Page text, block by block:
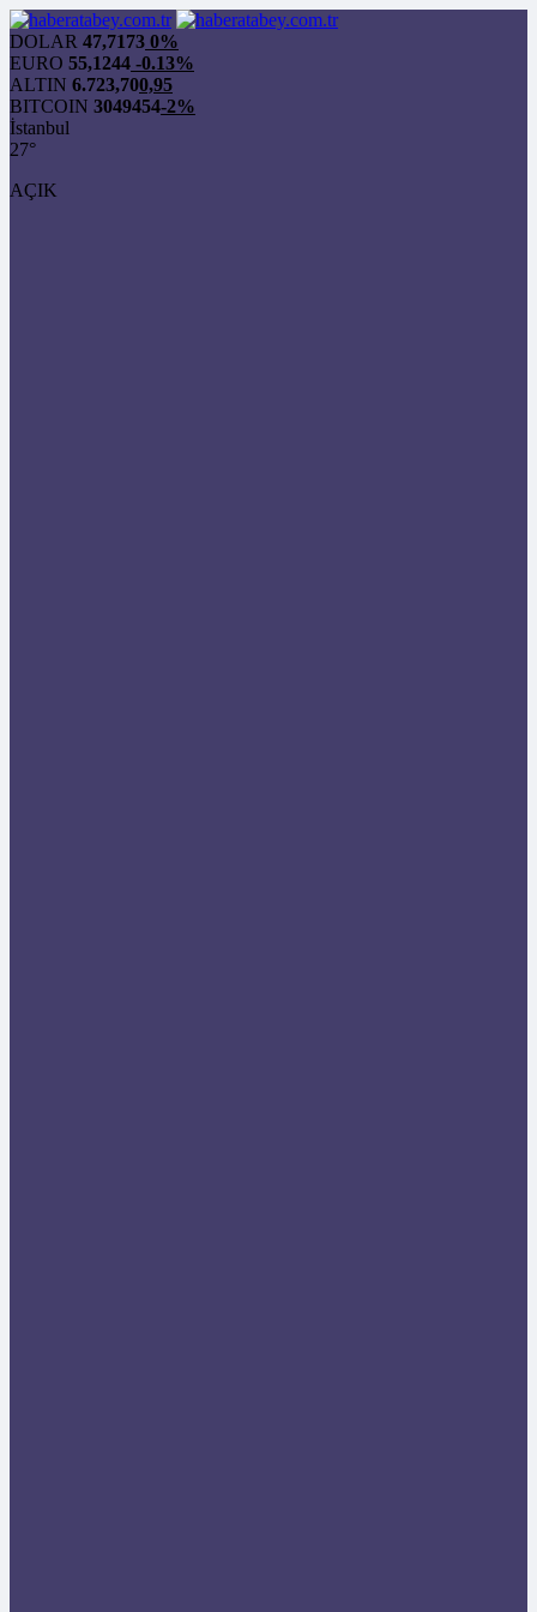
DOLAR 47,7173 0%
EURO 55,1244 -0.13%
ALTIN 6.723,700,95
BITCOIN 3049454-2%
İstanbul
27°
AÇIK